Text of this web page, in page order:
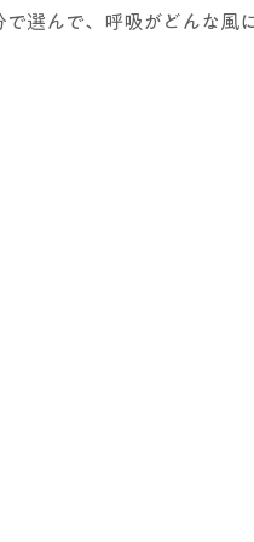
選んで、呼吸がどんな風